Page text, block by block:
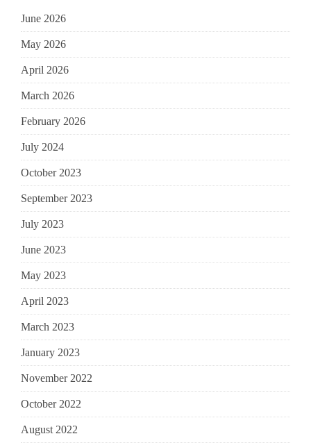
June 2026
May 2026
April 2026
March 2026
February 2026
July 2024
October 2023
September 2023
July 2023
June 2023
May 2023
April 2023
March 2023
January 2023
November 2022
October 2022
August 2022